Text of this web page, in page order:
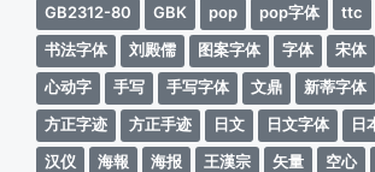
GB2312-80 GBK pop pop字体 ttc
书法字体
刘殿儒 图案字体 字体 宋体
心动字
手写 手写字体 文鼎 新蒂字体
方正字迹
方正手迹 日文 日文字体 日
汉仪
海報 海报 王漢宗 矢量 空心